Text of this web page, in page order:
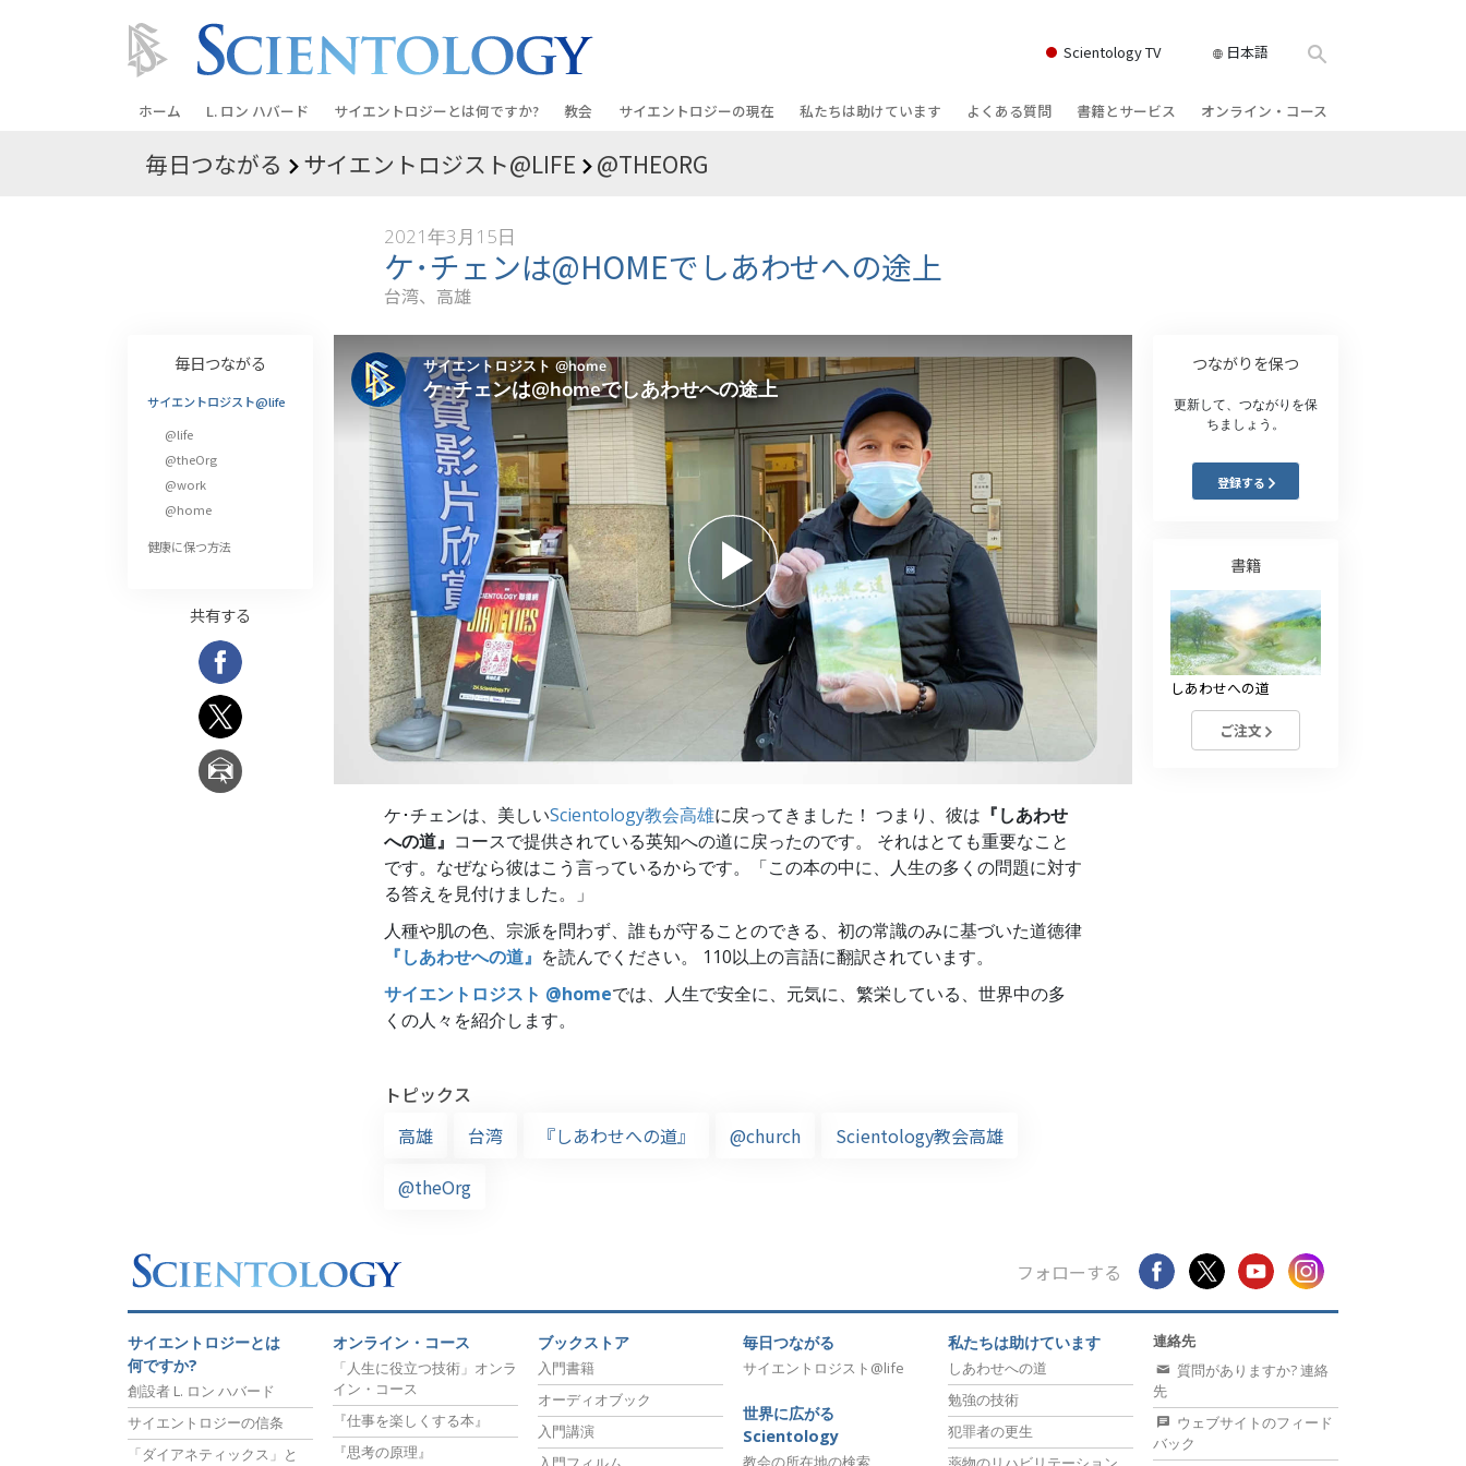
Scientology TV 日本語
ホーム L. ロン ハバード サイエントロジーとは何ですか?
信条と実践
サイエントロジストたちが語るサイエ
ントロジー
サイエントロジストに会いましょう
教会の内部
サイエントロジーの基本原理
ダイアネティックスの紹介
愛と憎しみ ―
偉大さとは何か?
教会
教会を探す
上級
オーガニゼーション
フリーウィンズ
サイエントロジーを
世界にもたらす
サイエントロジーの現在
グランド・オープニング
デビッド･ミスキャベッジ氏—
Scientologyの教会指導者
私たちは助けています
クリミノン
真実を知ってください：薬物
ユナイテッド･フォー･ヒューマンライ
市民の人権擁護の会
サイエントロジー･ボランティア･ミニ
スター
よくある質問 書籍とサービス
一般向け講演
初級のサービス
オンライン・コース
病気やけがのためのアシスト
高潔さと正直さ
感情のトーン・スケール
職場のためのツール
エシックスとコンディション
調査
ターゲットとゴール
毎日つながる サイエントロジスト@LIFE @THEORG
2021年3月15日
ケ･チェンは@HOMEでしあわせへの途上
台湾、高雄
ケ･チェンは、美しいScientology教会高雄に戻ってきました！ つまり、彼は 『しあわせ
への道』 コースで提供されている英知への道に戻ったのです。 それはとても重要なこと
です。なぜなら彼はこう言っているからです。「この本の中に、人生の多くの問題に対す
る答えを見付けました。」
人種や肌の色、宗派を問わず、誰もが守ることのできる、初の常識のみに基づいた道徳律
『しあわせへの道』 を読んでください。 110以上の言語に翻訳されています。
サイエントロジスト @homeでは、人生で安全に、元気に、繁栄している、世界中の多
くの人々を紹介します。
トピックス
高雄
台湾 『しあわせへの道』 @church
Scientology教会高雄
@theOrg
毎日つながる
サイエントロジスト@life
@life
@theOrg
@work
@home
健康に保つ方法
共有する
つながりを保つ
更新して、つながりを保
ちましょう。
登録する
書籍
しあわせへの道
ご注文
フォローする
サイエントロジーとは
何ですか?
創設者 L. ロン ハバード
サイエントロジーの信条
「ダイアネティックス」と
オンライン・コース
「人生に役立つ技術」オンラ
イン・コース
『仕事を楽しくする本』
『思考の原理』
ブックストア
入門書籍
オーディオブック
入門講演
毎日つながる
サイエントロジスト@life
世界に広がる
Scientology
教会の所在地の検索
私たちは助けています
しあわせへの道
勉強の技術
犯罪者の更生
連絡先
質問がありますか? 連絡
先
ウェブサイトのフィード
バック